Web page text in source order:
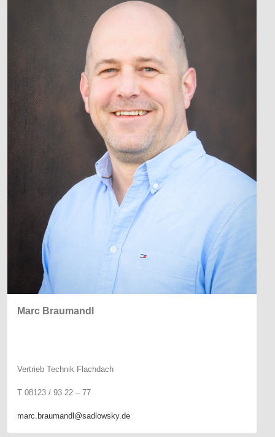
Marc Braumandl
Vertrieb Technik Flachdach
T 08123 / 93 22 – 77
marc.braumandl@sadlowsky.de